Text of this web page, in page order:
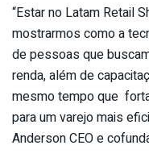
“Estar no Latam Retail
mostrarmos como a
de pessoas que
renda, além de
mesmo tempo que
para um varejo mais
Anderson CEO e